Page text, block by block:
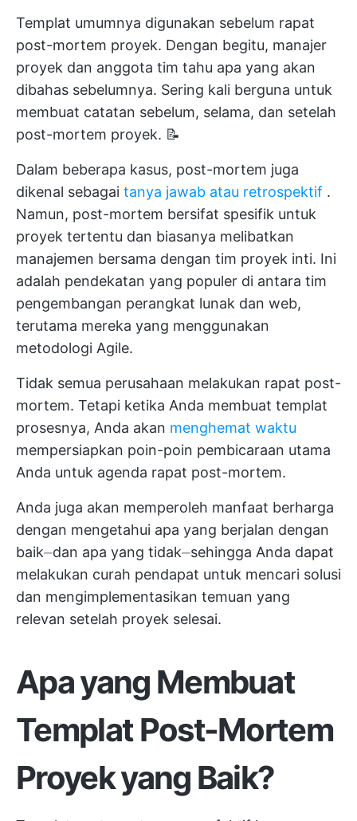
Templat umumnya digunakan sebelum rapat
post-mortem proyek. Dengan begitu, manajer
proyek dan anggota tim tahu apa yang akan
dibahas sebelumnya. Sering kali berguna untuk
membuat catatan sebelum, selama, dan setelah
post-mortem proyek. 📝
Dalam beberapa kasus, post-mortem juga
dikenal sebagai tanya jawab atau retrospektif .
Namun, post-mortem bersifat spesifik untuk
proyek tertentu dan biasanya melibatkan
manajemen bersama dengan tim proyek inti. Ini
adalah pendekatan yang populer di antara tim
pengembangan perangkat lunak dan web,
terutama mereka yang menggunakan
metodologi Agile.
Tidak semua perusahaan melakukan rapat post-
mortem. Tetapi ketika Anda membuat templat
prosesnya, Anda akan menghemat waktu
mempersiapkan poin-poin pembicaraan utama
Anda untuk agenda rapat post-mortem.
Anda juga akan memperoleh manfaat berharga
dengan mengetahui apa yang berjalan dengan
baik⏤dan apa yang tidak⏤sehingga Anda dapat
melakukan curah pendapat untuk mencari solusi
dan mengimplementasikan temuan yang
relevan setelah proyek selesai.
Apa yang Membuat
Templat Post-Mortem
Proyek yang Baik?